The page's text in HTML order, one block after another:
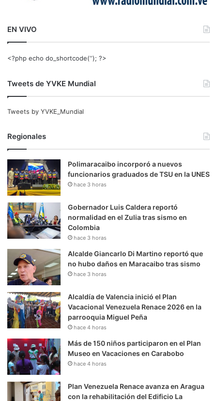
EN VIVO
<?php echo do_shortcode(‘‘); ?>
Tweets de YVKE Mundial
Tweets by YVKE_Mundial
Regionales
Polimaracaibo incorporó a nuevos
funcionarios graduados de TSU en la UNES
hace 3 horas
Gobernador Luis Caldera reportó
normalidad en el Zulia tras sismo en
Colombia
hace 3 horas
Alcalde Giancarlo Di Martino reportó que
no hubo daños en Maracaibo tras sismo
hace 3 horas
Alcaldía de Valencia inició el Plan
Vacacional Venezuela Renace 2026 en la
parrooquia Miguel Peña
hace 4 horas
Más de 150 niños participaron en el Plan
Museo en Vacaciones en Carabobo
hace 4 horas
Plan Venezuela Renace avanza en Aragua
con la rehabilitación del Edificio La